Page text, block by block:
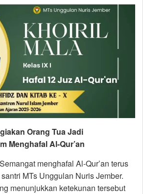
Orang Tua Jadi
Menghafal Al-Qur’an
Semangat menghafal Al-Qur’an terus
MTs Unggulan Nuris Jember.
menunjukkan ketekunan tersebut